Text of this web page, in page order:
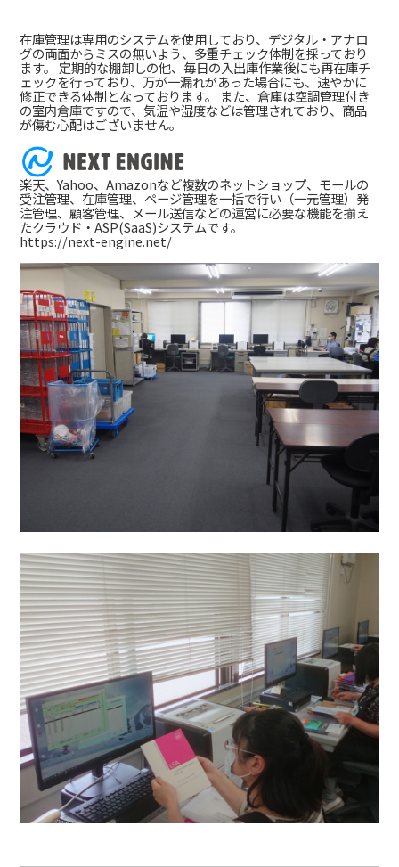
在庫管理は専用のシステムを使用しており、デジタル・アナロ
グの両面からミスの無いよう、多重チェック体制を採っており
ます。 定期的な棚卸しの他、毎日の入出庫作業後にも再在庫チ
ェックを行っており、万が一漏れがあった場合にも、速やかに
修正できる体制となっております。 また、倉庫は空調管理付き
の室内倉庫ですので、気温や湿度などは管理されており、商品
が傷む心配はございません。
楽天、Yahoo、Amazonなど複数のネットショップ、モールの
受注管理、在庫管理、ページ管理を一括で行い（一元管理）発
注管理、顧客管理、メール送信などの運営に必要な機能を揃え
たクラウド・ASP(SaaS)システムです。
https://next-engine.net/